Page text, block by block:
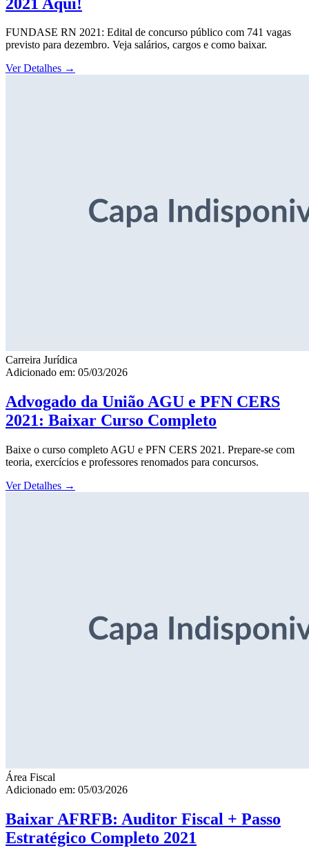
FUNDASE RN 2021: Edital de concurso público com 741 vagas
previsto para dezembro. Veja salários, cargos e como baixar.
Ver Detalhes →
Carreira Jurídica
Adicionado em: 05/03/2026
Advogado da União AGU e PFN CERS
2021: Baixar Curso Completo
Baixe o curso completo AGU e PFN CERS 2021. Prepare-se com
teoria, exercícios e professores renomados para concursos.
Ver Detalhes →
Área Fiscal
Adicionado em: 05/03/2026
Baixar AFRFB: Auditor Fiscal + Passo
Estratégico Completo 2021